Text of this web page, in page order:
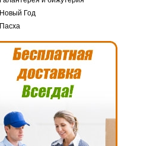
Новый Год
Пасха